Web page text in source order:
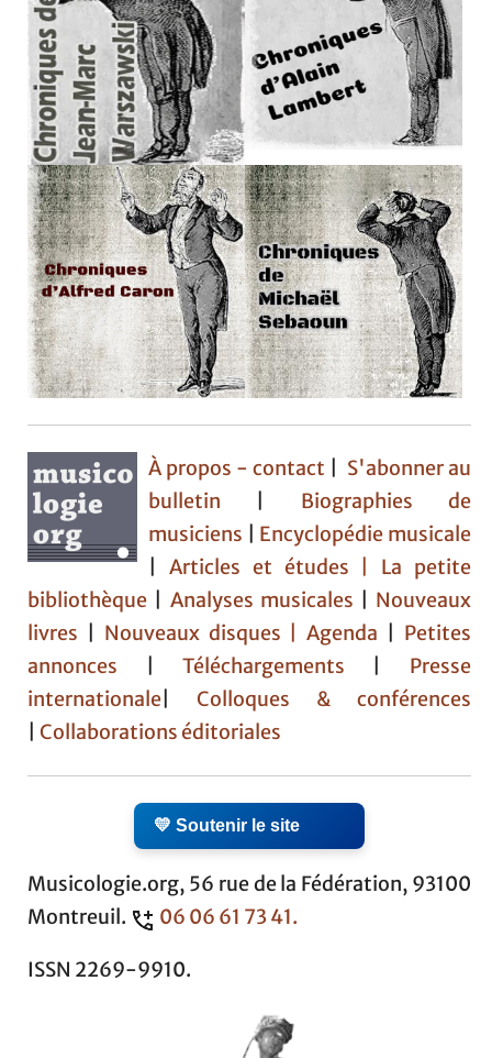
À propos - contact
S'abonner au
bulletin
Biographies de
musiciens
Encyclopédie musicale
|Articles et études | La petite
bibliothèque
Analyses musicales
Nouveaux
livres
Nouveaux disques |Agenda
Petites
annonces
Téléchargements
Presse
internationale
Colloques & conférences
Collaborations éditoriales
💛 Soutenir le site
Musicologie.org, 56 rue de la Fédération, 93100
Montreuil.
06 06 61 73 41.
ISSN 2269-9910.